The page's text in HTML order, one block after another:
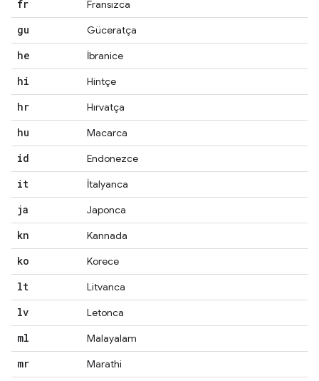
fr Fransızca
gu Güceratça
he İbranice
hi Hintçe
hr Hırvatça
hu Macarca
id Endonezce
it İtalyanca
ja Japonca
kn Kannada
ko Korece
lt Litvanca
lv Letonca
ml Malayalam
mr Marathi